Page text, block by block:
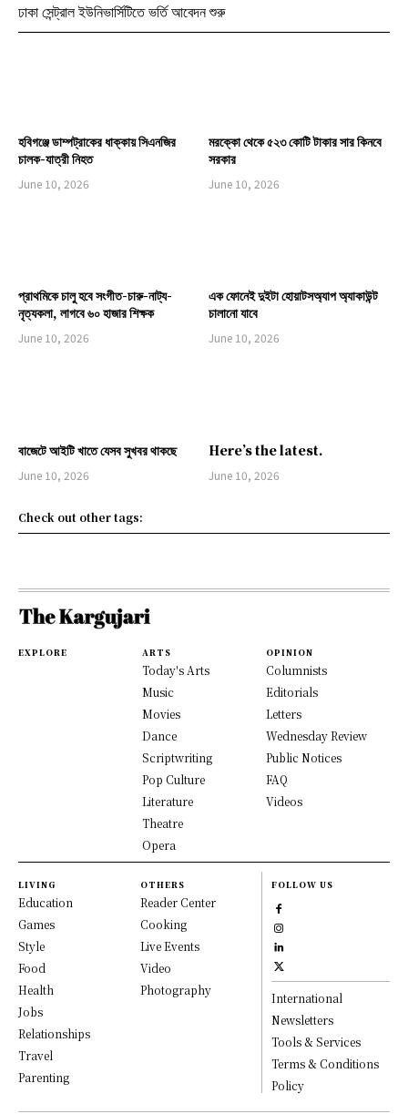
হবিগঞ্জে ডাম্পট্রাকের ধাক্কায় সিএনজির
চালক-যাত্রী নিহত
June 10, 2026
মরক্কো থেকে ৫২৩ কোটি টাকার সার কিনবে
সরকার
June 10, 2026
প্রাথমিকে চালু হবে সংগীত-চারু-নাট্য-
নৃত্যকলা, লাগবে ৬০ হাজার শিক্ষক
June 10, 2026
এক ফোনেই দুইটা হোয়াটসঅ্যাপ অ্যাকাউন্ট
চালানো যাবে
June 10, 2026
বাজেটে আইটি খাতে যেসব সুখবর থাকছে
June 10, 2026
Here’s the latest.
June 10, 2026
Check out other tags:
ঢাকা সেন্ট্রাল ইউনিভার্সিটিতে ভর্তি আবেদন শুরু
EXPLORE ARTS
Today's Arts
Music
Movies
Dance
Scriptwriting
Pop Culture
Literature
Theatre
Opera
OPINION
Columnists
Editorials
Letters
Wednesday Review
Public Notices
FAQ
Videos
LIVING
Education
Games
Style
Food
Health
Jobs
Relationships
Travel
Parenting
OTHERS
Reader Center
Cooking
Live Events
Video
Photography
FOLLOW US
International
Newsletters
Tools & Services
Terms & Conditions
Policy